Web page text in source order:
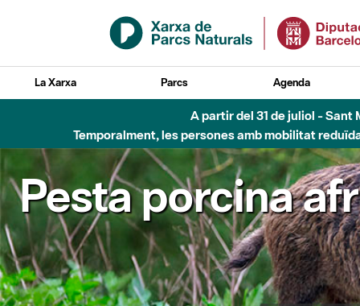
Salta al contingut principal
La Xarxa Parcs Agenda
6 d'agost - Parc
Pesta porcina